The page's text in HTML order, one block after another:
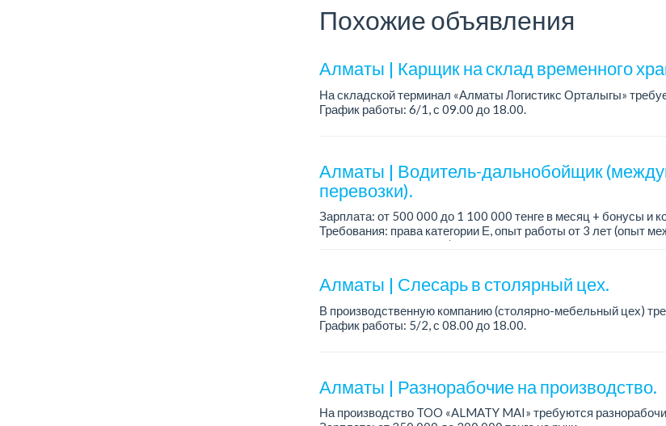
Похожие объявления
Алматы | Карщик на склад временного
На складской терминал «Алматы Логистикс Орталыгы»
График работы: 6/1, с 09.00 до 18.00.
Алматы | Водитель-дальнобойщик
перевозки).
Зарплата: от 500 000 до 1 100 000 тенге в месяц + бонусы и
Требования: права категории Е, опыт работы от 3 лет (опыт
плюс, но не обязателен), ответстве...
Алматы | Слесарь в столярный цех.
В производственную компанию (столярно-мебельный цех)
График работы: 5/2, с 08.00 до 18.00.
Алматы | Разнорабочие на производство.
На производство TOO «ALMATY MAI» требуются